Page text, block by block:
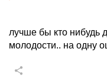
лучше бы кто нибудь
молодости.. на одну